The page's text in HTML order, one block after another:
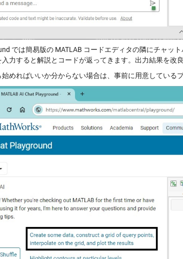
では簡易版の MATLAB コードエディタの隣にチャッ
入力すると解説とコードが返ってきます。出力結果を改
始めればいいか分からない場合は、事前に用意している